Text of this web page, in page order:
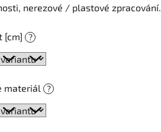
nerezové / plastové zpracování.
[cm] ?
materiál ?